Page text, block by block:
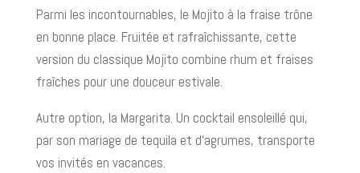
Parmi les incontournables, le Mojito à la fraise trône
en bonne place. Fruitée et rafraîchissante, cette
version du classique Mojito combine rhum et fraises
fraîches pour une douceur estivale.
Autre option, la Margarita. Un cocktail ensoleillé qui,
par son mariage de tequila et d'agrumes, transporte
vos invités en vacances.